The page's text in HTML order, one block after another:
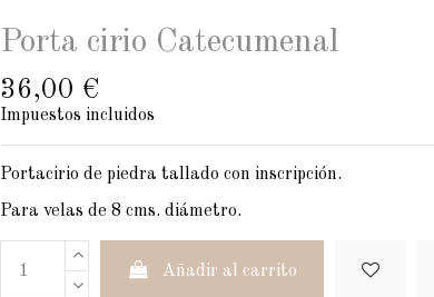
Porta cirio Catecumenal
36,00 €
Impuestos incluidos
Portacirio de piedra tallado con inscripción.
Para velas de 8 cms. diámetro.
Añadir al carrito